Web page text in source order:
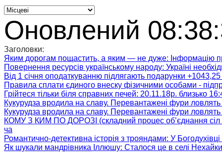
Оновлений
Заголовки:
Яким дорогам пощастить, а яким — не дуже: Інформацію
Повернення ресурсів українському народу: Україні
Від 1 січня оподаткуванню підлягають подарунки +1043,25
Правила сплати єдиного внеску фізичними особами -
Грійтеся тільки біля справних печей: 20.11.18р. близько
Кукурудза вродила на славу. Перевантажені фури
Кукурудза вродила на славу. Перевантажені фури
КОМУ З КИМ ПО ДОРОЗІ (складний процес об’єднання сіл
ча
Романтично-детективна історія з трояндами: У
Як шукали мандрівника Іллюшу: Сталося це в селі